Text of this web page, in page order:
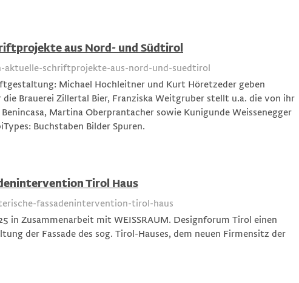
aus Nord- und Südtirol
schriftprojekte-aus-nord-und-suedtirol
Michael Hochleitner und Kurt Höretzeder geben
Brauerei Zillertal Bier, Franziska Weitgruber stellt u.a. die von ihr
Martina Oberprantacher sowie Kunigunde Weissenegger
Buchstaben Bilder Spuren.
Tirol Haus
fassadenintervention-tirol-haus
in Zusammenarbeit mit WEISSRAUM. Designforum Tirol einen
der Fassade des sog. Tirol-Hauses, dem neuen Firmensitz der